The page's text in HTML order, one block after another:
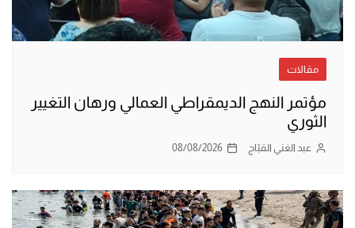
مقالات
مؤتمر النهج الديمقراطي العمالي ورهان التغيير
الثوري
عبد الغني القبّاج 08/08/2026